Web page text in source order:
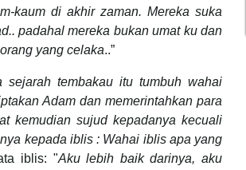
kaum di akhir zaman. Mereka suka
padahal mereka bukan umat ku dan
yang celaka..”
sejarah tembakau itu tumbuh wahai
Adam dan memerintahkan para
kemudian sujud kepadanya kecuali
kepada iblis : Wahai iblis apa yang
iblis: "Aku lebih baik darinya, aku